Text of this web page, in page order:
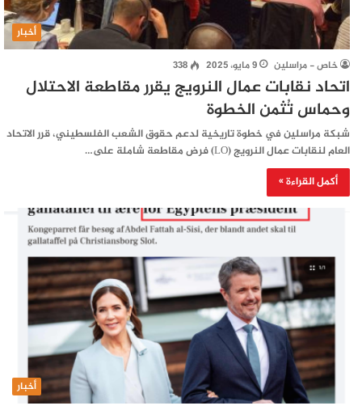
أخبار
خاص - مراسلين 9 مايو، 2025 338
اتحاد نقابات عمال النرويج يقرر مقاطعة الاحتلال
وحماس تُثمن الخطوة
شبكة مراسلين في خطوة تاريخية لدعم حقوق الشعب الفلسطيني، قرر الاتحاد
العام لنقابات عمال النرويج (LO) فرض مقاطعة شاملة على…
أكمل القراءة »
أخبار